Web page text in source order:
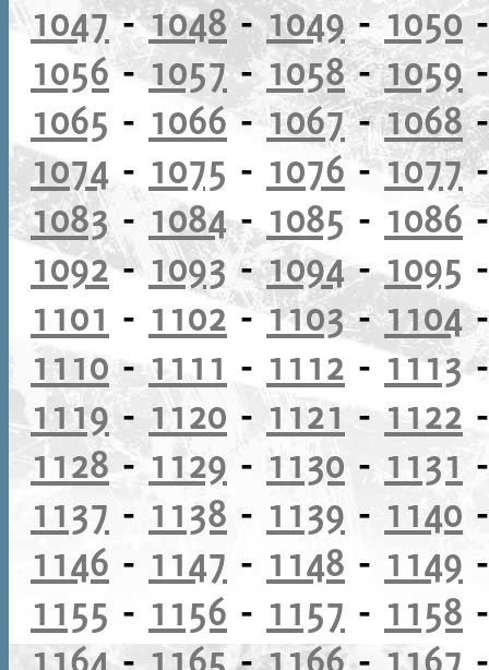
1047-1048-1049 -1050
1056-1057- 1058-1059
1065 - 1066-1067-1068
1074 - 1075 - 1076 -1077
1083 - 1084- 1085 - 1086
1092- 1093-1094-1095
1101 - 1102-1103-1104
1110- 1111 - 1112 -1113
1119- 1120 - 1121 - 1122
1128- 1129 - 1130 - 1131
1137 - 1138 - 1139 - 1140
1146 - 1147 - 1148 - 1149
1155 - 1156 - 1157 - 1158
1164-1165-1166- 1167